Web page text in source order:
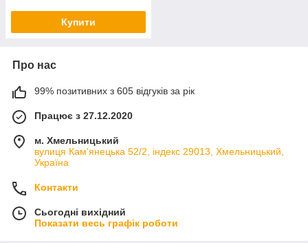
Купити
Про нас
99% позитивних з 605 відгуків за рік
Працює з 27.12.2020
м. Хмельницький
вулиця Кам'янецька 52/2, індекс 29013, Хмельницький,
Україна
Контакти
Сьогодні вихідний
Показати весь графік роботи